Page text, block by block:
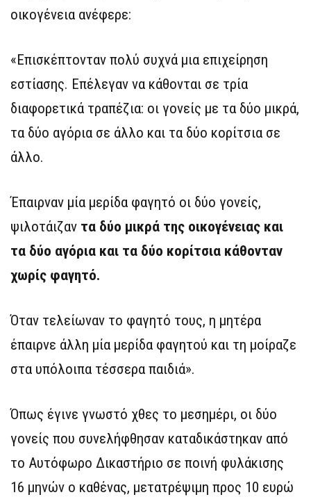
οικογένεια ανέφερε:
«Επισκέπτονταν πολύ συχνά μια επιχείρηση
εστίασης. Επέλεγαν να κάθονται σε τρία
διαφορετικά τραπέζια: οι γονείς με τα δύο μικρά,
τα δύο αγόρια σε άλλο και τα δύο κορίτσια σε
άλλο.
Έπαιρναν μία μερίδα φαγητό οι δύο γονείς,
ψιλοτάιζαν τα δύο μικρά της οικογένειας και
τα δύο αγόρια και τα δύο κορίτσια κάθονταν
χωρίς φαγητό.
Όταν τελείωναν το φαγητό τους, η μητέρα
έπαιρνε άλλη μία μερίδα φαγητού και τη μοίραζε
στα υπόλοιπα τέσσερα παιδιά».
Όπως έγινε γνωστό χθες το μεσημέρι, οι δύο
γονείς που συνελήφθησαν καταδικάστηκαν από
το Αυτόφωρο Δικαστήριο σε ποινή φυλάκισης
16 μηνών ο καθένας, μετατρέψιμη προς 10 ευρώ